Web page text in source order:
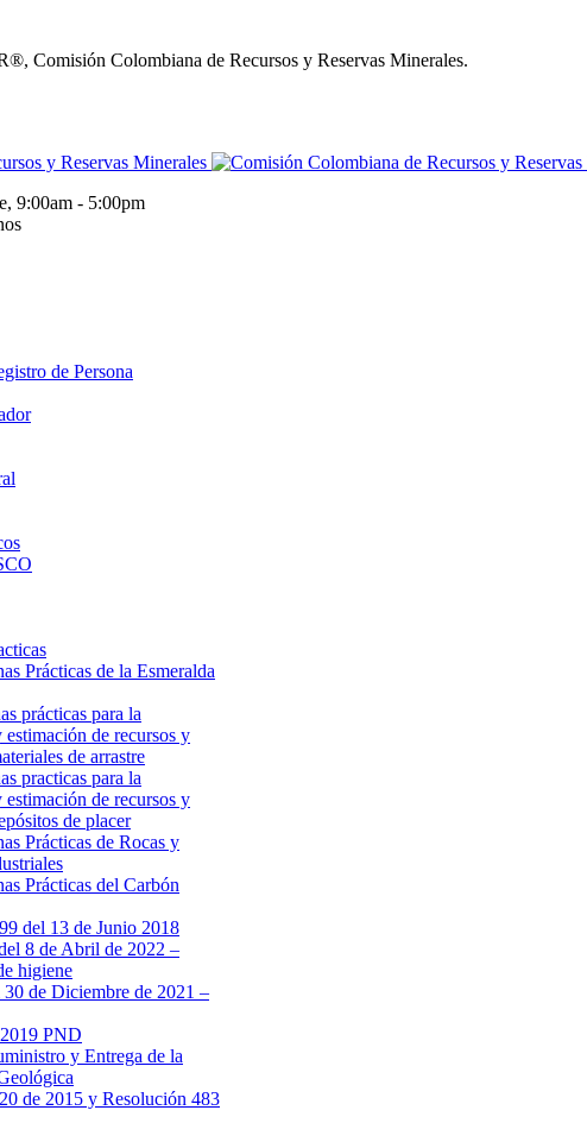
Comisión Colombiana de Recursos y Reservas Minerales.
9:00am - 5:00pm
de Persona
Prácticas de la Esmeralda
prácticas para la
de recursos y
de arrastre
practicas para la
de recursos y
de placer
Prácticas de Rocas y
Prácticas del Carbón
del 13 de Junio 2018
8 de Abril de 2022 –
higiene
de Diciembre de 2021 –
PND
y Entrega de la
de 2015 y Resolución 483